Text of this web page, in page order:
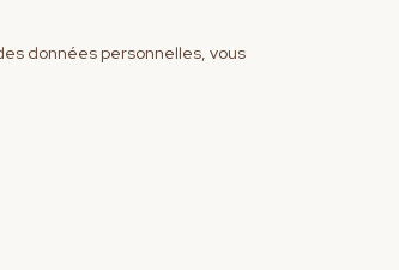
données personnelles, vous